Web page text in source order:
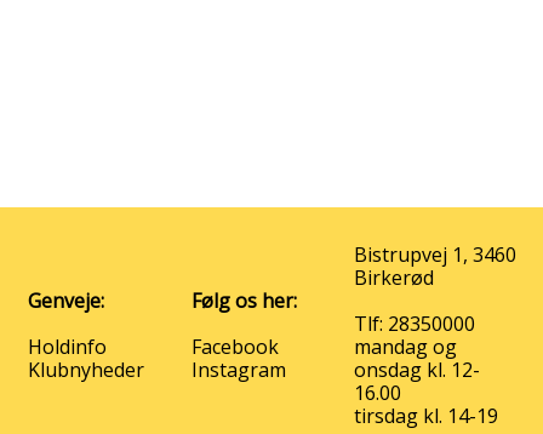
Genveje:
Holdinfo
Klubnyheder
Følg os her:
Facebook
Instagram
Bistrupvej 1, 3460
Birkerød
Tlf: 28350000
mandag og
onsdag kl. 12-
16.00
tirsdag kl. 14-19